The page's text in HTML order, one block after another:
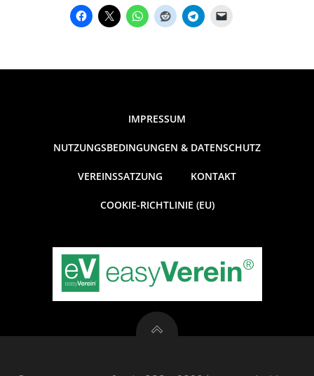
IMPRESSUM
NUTZUNGSBEDINGUNGEN & DATENSCHUTZ
VEREINSSATZUNG KONTAKT
COOKIE-RICHTLINIE (EU)